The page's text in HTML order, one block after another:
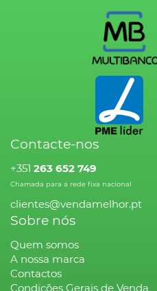
Contacte-nos
+351 263 652 749
Chamada para a rede fixa nacional
clientes@vendamelhor.pt
Sobre nós
Quem somos
A nossa marca
Contactos
Condições Gerais de Venda